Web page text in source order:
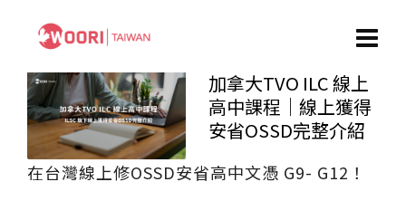
加拿大TVO ILC 線上
高中課程｜線上獲得
安省OSSD完整介紹
在台灣線上修OSSD安省高中文憑 G9- G12！